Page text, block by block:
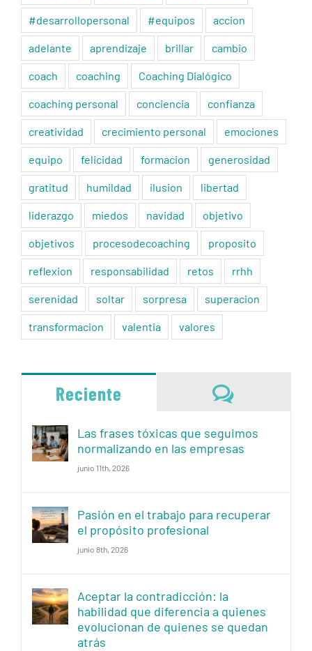
#desarrollopersonal #equipos accion
adelante aprendizaje brillar cambio
coach coaching Coaching Dialógico
coaching personal conciencia confianza
creatividad crecimiento personal emociones
equipo felicidad formacion generosidad
gratitud humildad ilusion libertad
liderazgo miedos navidad objetivo
objetivos procesodecoaching proposito
reflexion responsabilidad retos rrhh
serenidad soltar sorpresa superacion
transformacion valentia valores
Reciente
Las frases tóxicas que seguimos
normalizando en las empresas
junio 11th, 2026
Pasión en el trabajo para recuperar
el propósito profesional
junio 8th, 2026
Aceptar la contradicción: la
habilidad que diferencia a quienes
evolucionan de quienes se quedan
atrás